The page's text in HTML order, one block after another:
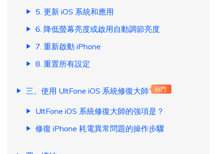
5. 更新 iOS 系統和應用
6. 降低螢幕亮度或啟用自動調節亮度
7. 重新啟動 iPhone
8. 重置所有設定
三、使用 UltFone iOS 系統修復大師 熱門
UltFone iOS 系統修復大師的強項是？
修復 iPhone 耗電異常問題的操作步驟